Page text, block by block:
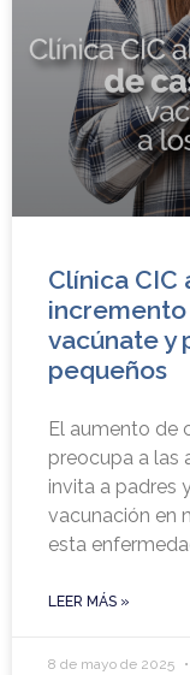
Clínica CIC
vacúnate y
pequeños
El aumento de
preocupa a las
invita a padres
vacunación en
esta
LEER MÁS »
8 de mayo de 2025